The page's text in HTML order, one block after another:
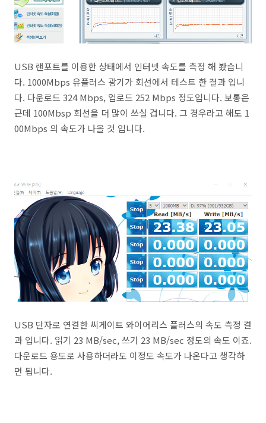
USB 랜포트를 이용한 상태에서 인터넷 속도를 측정 해 봤습니
다. 1000Mbps 유플러스 광기가 회선에서 테스트 한 결과 입니
다. 다운로드 324 Mbps, 업로드 252 Mbps 정도입니다. 보통은
근데 100Mbsp 회선을 더 많이 쓰실 겁니다. 그 경우라고 해도 1
00Mbps 의 속도가 나올 것 입니다.
USB 단자로 연결한 씨게이트 와이어리스 플러스의 속도 측정 결
과 입니다. 읽기 23 MB/sec, 쓰기 23 MB/sec 정도의 속도 이죠.
다운로드 용도로 사용하더라도 이정도 속도가 나온다고 생각하
면 됩니다.